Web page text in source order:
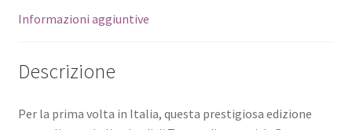
Informazioni aggiuntive
Descrizione
Per la prima volta in Italia, questa prestigiosa edizione